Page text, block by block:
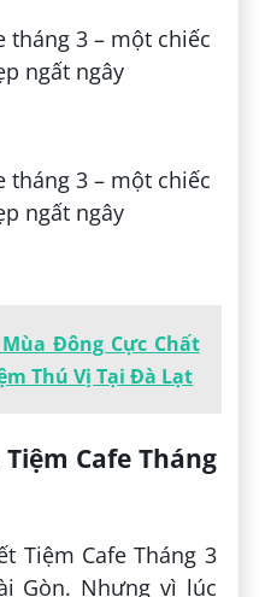
Đông Cực Chất
Thú Vị Tại Đà Lạt
Cafe Tháng
Tiệm Cafe Tháng 3
Gòn. Nhưng vì lúc